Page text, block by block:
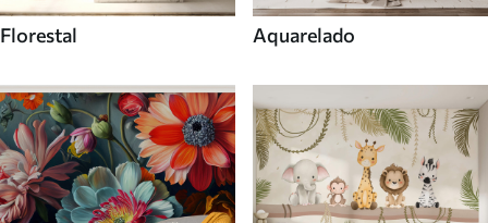
Florestal Aquarelado